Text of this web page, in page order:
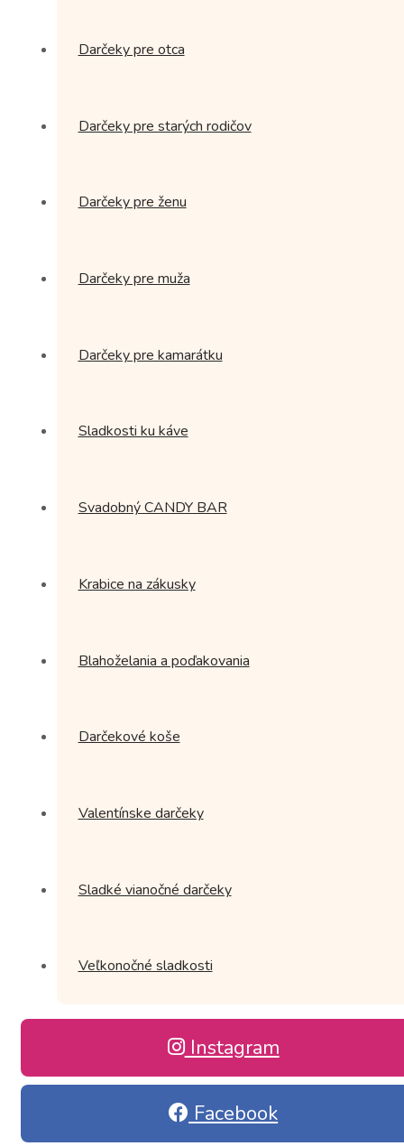
Darčeky pre otca
Darčeky pre starých rodičov
Darčeky pre ženu
Darčeky pre muža
Darčeky pre kamarátku
Sladkosti ku káve
Svadobný CANDY BAR
Krabice na zákusky
Blahoželania a poďakovania
Darčekové koše
Valentínske darčeky
Sladké vianočné darčeky
Veľkonočné sladkosti
Instagram
Facebook